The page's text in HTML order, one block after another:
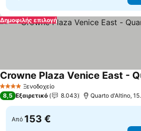
Δημοφιλής επιλογή
4 ΑστέριαΞενοδοχείο
8,5 Εξαιρετικό 8.043 Quarto d'Altino,
Από 153 €